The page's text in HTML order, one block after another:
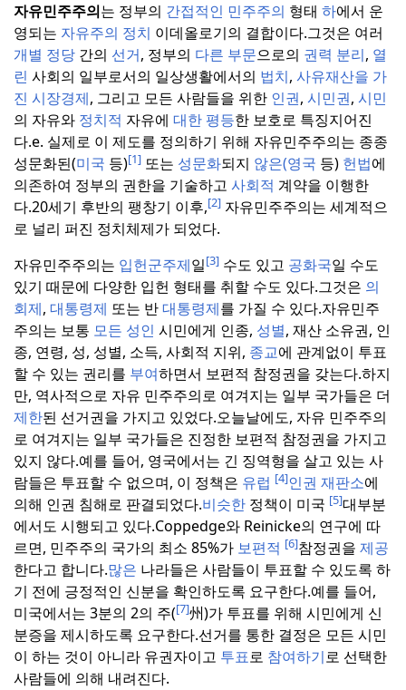
자유민주주의는 정부의 간접적인 민주주의 형태 하에서 운
영되는 자유주의 정치 이데올로기의 결합이다.그것은 여러
개별 정당 간의 선거, 정부의 다른 부문으로의 권력 분리, 열
린 사회의 일부로서의 일상생활에서의 법치, 사유재산을 가
진 시장경제, 그리고 모든 사람들을 위한 인권, 시민권, 시민
의 자유와 정치적 자유에 대한 평등한 보호로 특징지어진
다.e. 실제로 이 제도를 정의하기 위해 자유민주주의는 종종
성문화된(미국 등)[1] 또는 성문화되지 않은(영국 등) 헌법에
의존하여 정부의 권한을 기술하고 사회적 계약을 이행한
다.20세기 후반의 팽창기 이후,[2] 자유민주주의는 세계적으
로 널리 퍼진 정치체제가 되었다.
자유민주주의는 입헌군주제일[3] 수도 있고 공화국일 수도
있기 때문에 다양한 입헌 형태를 취할 수도 있다.그것은 의
회제, 대통령제 또는 반대통령제를 가질 수 있다.자유민주
주의는 보통 모든 성인 시민에게 인종, 성별, 재산 소유권, 인
종, 연령, 성, 성별, 소득, 사회적 지위, 종교에 관계없이 투표
할 수 있는 권리를 부여하면서 보편적 참정권을 갖는다.하지
만, 역사적으로 자유 민주주의로 여겨지는 일부 국가들은 더
제한된 선거권을 가지고 있었다.오늘날에도, 자유 민주주의
로 여겨지는 일부 국가들은 진정한 보편적 참정권을 가지고
있지 않다.예를 들어, 영국에서는 긴 징역형을 살고 있는 사
람들은 투표할 수 없으며, 이 정책은 유럽 [4]인권 재판소에
의해 인권 침해로 판결되었다.비슷한 정책이 미국 [5]대부분
에서도 시행되고 있다.Coppedge와 Reinicke의 연구에 따
르면, 민주주의 국가의 최소 85%가 보편적 [6]참정권을 제공
한다고 합니다.많은 나라들은 사람들이 투표할 수 있도록 하
기 전에 긍정적인 신분을 확인하도록 요구한다.예를 들어,
미국에서는 3분의 2의 주([7]州)가 투표를 위해 시민에게 신
분증을 제시하도록 요구한다.선거를 통한 결정은 모든 시민
이 하는 것이 아니라 유권자이고 투표로 참여하기로 선택한
사람들에 의해 내려진다.